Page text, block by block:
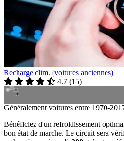
Recharge clim. (voitures anciennes)
4.7 (15)
Généralement voitures entre 1970-
Bénéficiez d'un refroidissement
bon état de marche. Le circuit sera